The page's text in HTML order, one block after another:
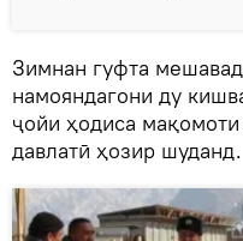
Зимнан гуфта
намояндагони ду
ҷойи ҳодиса
давлатӣ ҳозир шуданд.